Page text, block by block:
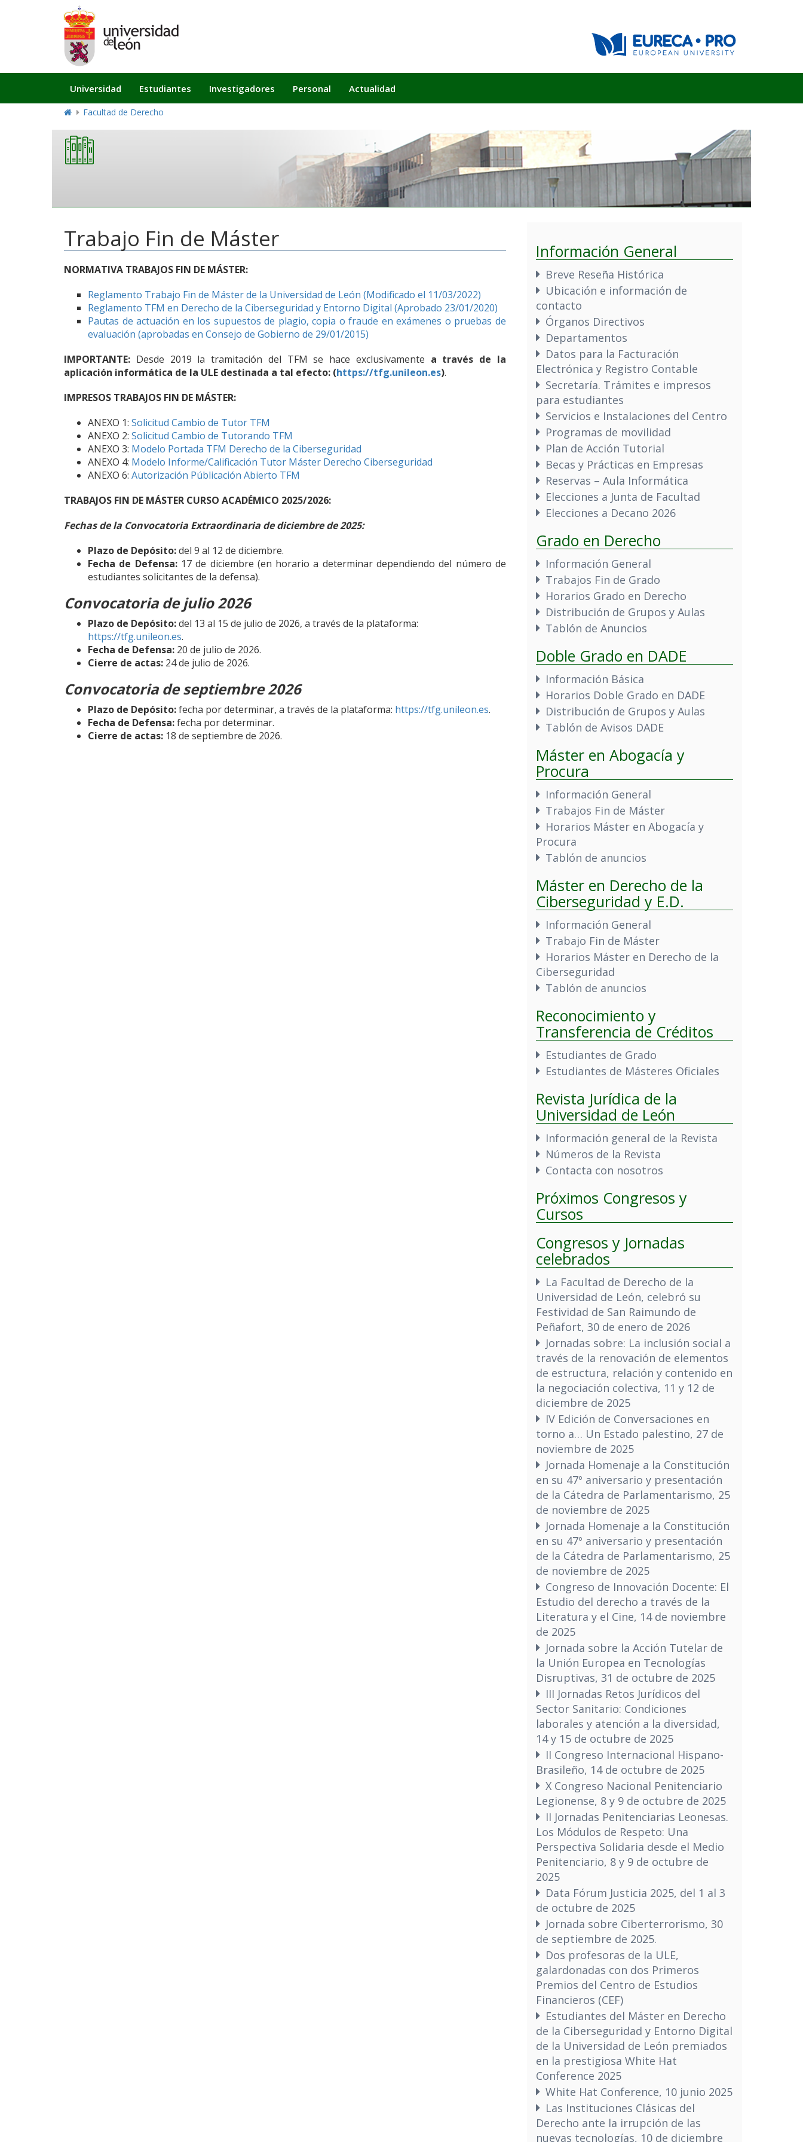
Navegación
principal
Universidad Estudiantes Investigadores Personal Actualidad
Facultad de Derecho
Trabajo Fin de Máster
NORMATIVA TRABAJOS FIN DE MÁSTER:
Reglamento Trabajo Fin de Máster de la Universidad de León (Modificado el 11/03/2022)
Reglamento TFM en Derecho de la Ciberseguridad y Entorno Digital (Aprobado 23/01/2020)
Pautas de actuación en los supuestos de plagio, copia o fraude en exámenes o pruebas de
evaluación (aprobadas en Consejo de Gobierno de 29/01/2015)
IMPORTANTE: Desde 2019 la tramitación del TFM se hace exclusivamente a través de la
aplicación informática de la ULE destinada a tal efecto: (https://tfg.unileon.es).
IMPRESOS TRABAJOS FIN DE MÁSTER:
ANEXO 1: Solicitud Cambio de Tutor TFM
ANEXO 2: Solicitud Cambio de Tutorando TFM
ANEXO 3: Modelo Portada TFM Derecho de la Ciberseguridad
ANEXO 4: Modelo Informe/Calificación Tutor Máster Derecho Ciberseguridad
ANEXO 6: Autorización Públicación Abierto TFM
TRABAJOS FIN DE MÁSTER CURSO ACADÉMICO 2025/2026:
Fechas de la Convocatoria Extraordinaria de diciembre de 2025:
Plazo de Depósito:del 9 al 12 de diciembre.
Fecha de Defensa:17 de diciembre (en horario a determinar dependiendo del número de
estudiantes solicitantes de la defensa).
Convocatoria de julio 2026
Plazo de Depósito:del 13 al 15 de julio de 2026, a través de la plataforma:
https://tfg.unileon.es.
Fecha de Defensa: 20 de julio de 2026.
Cierre de actas: 24 de julio de 2026.
Convocatoria de septiembre 2026
Plazo de Depósito:fecha por determinar, a través de la plataforma: https://tfg.unileon.es.
Fecha de Defensa:fecha por determinar.
Cierre de actas: 18 de septiembre de 2026.
Información General
Breve Reseña Histórica
Ubicación e información de
contacto
Órganos Directivos
Departamentos
Datos para la Facturación
Electrónica y Registro Contable
Secretaría. Trámites e impresos
para estudiantes
Servicios e Instalaciones del Centro
Programas de movilidad
Plan de Acción Tutorial
Becas y Prácticas en Empresas
Reservas – Aula Informática
Elecciones a Junta de Facultad
Elecciones a Decano 2026
Grado en Derecho
Información General
Trabajos Fin de Grado
Horarios Grado en Derecho
Distribución de Grupos y Aulas
Tablón de Anuncios
Doble Grado en DADE
Información Básica
Horarios Doble Grado en DADE
Distribución de Grupos y Aulas
Tablón de Avisos DADE
Máster en Abogacía y
Procura
Información General
Trabajos Fin de Máster
Horarios Máster en Abogacía y
Procura
Tablón de anuncios
Máster en Derecho de la
Ciberseguridad y E.D.
Información General
Trabajo Fin de Máster
Horarios Máster en Derecho de la
Ciberseguridad
Tablón de anuncios
Reconocimiento y
Transferencia de Créditos
Estudiantes de Grado
Estudiantes de Másteres Oficiales
Revista Jurídica de la
Universidad de León
Información general de la Revista
Números de la Revista
Contacta con nosotros
Próximos Congresos y
Cursos
Congresos y Jornadas
celebrados
La Facultad de Derecho de la
Universidad de León, celebró su
Festividad de San Raimundo de
Peñafort, 30 de enero de 2026
Jornadas sobre: La inclusión social a
través de la renovación de elementos
de estructura, relación y contenido en
la negociación colectiva, 11 y 12 de
diciembre de 2025
IV Edición de Conversaciones en
torno a… Un Estado palestino, 27 de
noviembre de 2025
Jornada Homenaje a la Constitución
en su 47º aniversario y presentación
de la Cátedra de Parlamentarismo, 25
de noviembre de 2025
Jornada Homenaje a la Constitución
en su 47º aniversario y presentación
de la Cátedra de Parlamentarismo, 25
de noviembre de 2025
Congreso de Innovación Docente: El
Estudio del derecho a través de la
Literatura y el Cine, 14 de noviembre
de 2025
Jornada sobre la Acción Tutelar de
la Unión Europea en Tecnologías
Disruptivas, 31 de octubre de 2025
III Jornadas Retos Jurídicos del
Sector Sanitario: Condiciones
laborales y atención a la diversidad,
14 y 15 de octubre de 2025
II Congreso Internacional Hispano-
Brasileño, 14 de octubre de 2025
X Congreso Nacional Penitenciario
Legionense, 8 y 9 de octubre de 2025
II Jornadas Penitenciarias Leonesas.
Los Módulos de Respeto: Una
Perspectiva Solidaria desde el Medio
Penitenciario, 8 y 9 de octubre de
2025
Data Fórum Justicia 2025, del 1 al 3
de octubre de 2025
Jornada sobre Ciberterrorismo, 30
de septiembre de 2025.
Dos profesoras de la ULE,
galardonadas con dos Primeros
Premios del Centro de Estudios
Financieros (CEF)
Estudiantes del Máster en Derecho
de la Ciberseguridad y Entorno Digital
de la Universidad de León premiados
en la prestigiosa White Hat
Conference 2025
White Hat Conference, 10 junio 2025
Las Instituciones Clásicas del
Derecho ante la irrupción de las
nuevas tecnologías, 10 de diciembre